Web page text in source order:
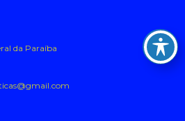
da Paraíba